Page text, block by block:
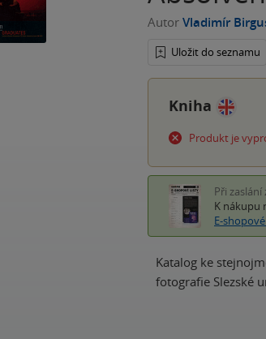
Autor Vladimír
Uložit do seznamu
Kniha
Produkt je
Při
K nákupu
E-
Katalog ke
fotografie Slezské